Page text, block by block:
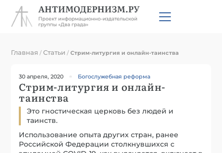
Главная /Статьи /Стрим-литургия и онлайн-таинства
30 апреля, 2020 Богослужебная реформа
Стрим-литургия и онлайн-
таинства
Это гностическая церковь без людей и
таинств.
Использование опыта других стран, ранее
Российской Федерации столкнувшихся с